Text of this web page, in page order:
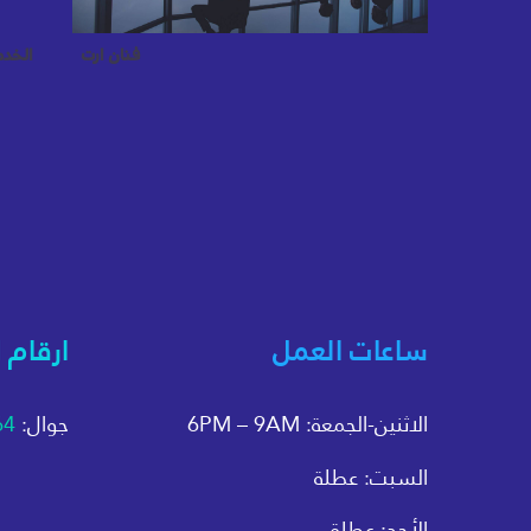
فنان ارت
جوال:
ساعات العمل
الاثنين-الجمعة: 6PM – 9AM
السبت: عطلة